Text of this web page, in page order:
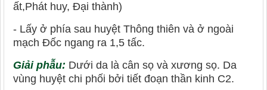
ất,Phát huy, Đại thành)
- Lấy ở phía sau huyệt Thông thiên và ở ngoài
mạch Đốc ngang ra 1,5 tấc.
Giải phẫu: Dưới da là cân sọ và xương sọ. Da
vùng huyệt chi phối bởi tiết đoạn thần kinh C2.